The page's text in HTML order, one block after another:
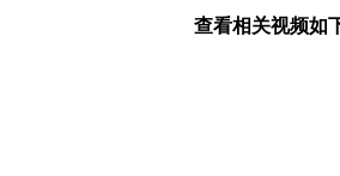
查看相关视频如